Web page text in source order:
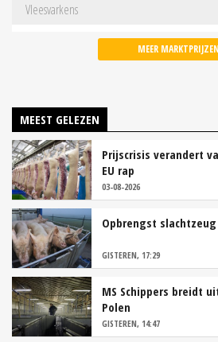
Vleesvarkens
MEER MARKTPRIJZEN
MEEST GELEZEN
Prijscrisis verandert
EU rap
03-08-2026
Opbrengst
GISTEREN, 17:29
MS Schippers breidt
Polen
GISTEREN, 14:47